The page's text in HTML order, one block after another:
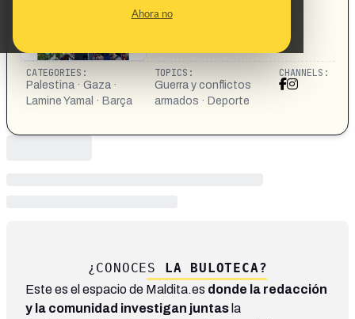
Ahora no
CATEGORIES:
Palestina · Gaza ·
Lamine Yamal · Barça
TOPICS:
Guerra y conflictos
armados · Deporte
CHANNELS:
¿CONOCES LA BULOTECA?
Este es el espacio de Maldita.es donde la redacción
y la comunidad investigan juntas la